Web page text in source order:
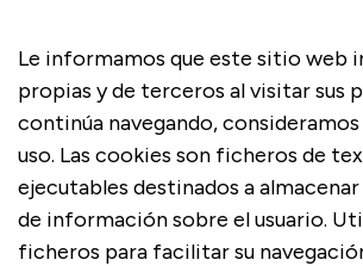
Le informamos que este sitio web
propias y de terceros al visitar sus
continúa navegando,
uso. Las cookies son ficheros de
ejecutables destinados a
de información sobre el usuario.
ficheros para facilitar su